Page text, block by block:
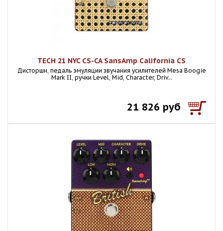
TECH 21 NYC CS-CA SansAmp California CS
Дисторшн, педаль эмуляции звучания усилителей Mesa Boogie
Mark II, ручки Level, Mid, Character, Driv...
21 826 руб